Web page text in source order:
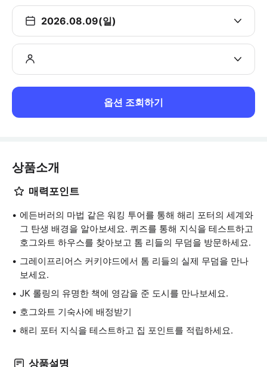
2026.08.09(일)
옵션 조회하기
상품소개
매력포인트
에든버러의 마법 같은 워킹 투어를 통해 해리 포터의 세계와
그 탄생 배경을 알아보세요. 퀴즈를 통해 지식을 테스트하고
호그와트 하우스를 찾아보고 톰 리들의 무덤을 방문하세요.
그레이프리어스 커키야드에서 톰 리들의 실제 무덤을 만나
보세요.
JK 롤링의 유명한 책에 영감을 준 도시를 만나보세요.
호그와트 기숙사에 배정받기
해리 포터 지식을 테스트하고 집 포인트를 적립하세요.
상품설명